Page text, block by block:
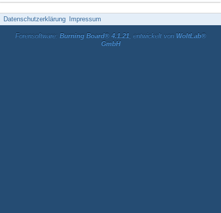
Datenschutzerklärung Impressum
Forensoftware: Burning Board® 4.1.21, entwickelt von WoltLab®
GmbH